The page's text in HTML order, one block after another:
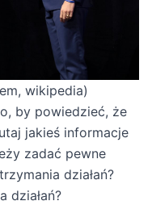
wikipedia)
by powiedzieć, że
jakieś informacje
zadać pewne
działań?
działań?